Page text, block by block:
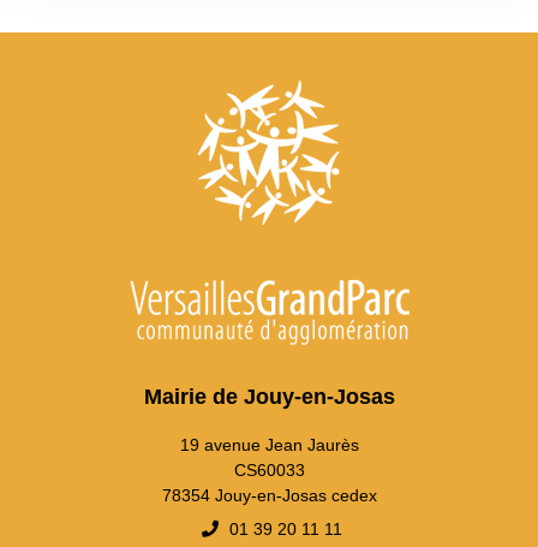
Mairie de Jouy-en-Josas
19 avenue Jean Jaurès
CS60033
78354 Jouy-en-Josas cedex
01 39 20 11 11